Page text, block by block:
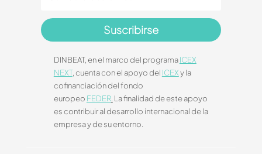
Suscribirse
DINBEAT, en el marco del programaICEX
NEXT, cuenta con el apoyo del ICEXy la
cofinanciación del fondo
europeo FEDER. La finalidad de este apoyo
es contribuir al desarrollo internacional de la
empresa y de su entorno.